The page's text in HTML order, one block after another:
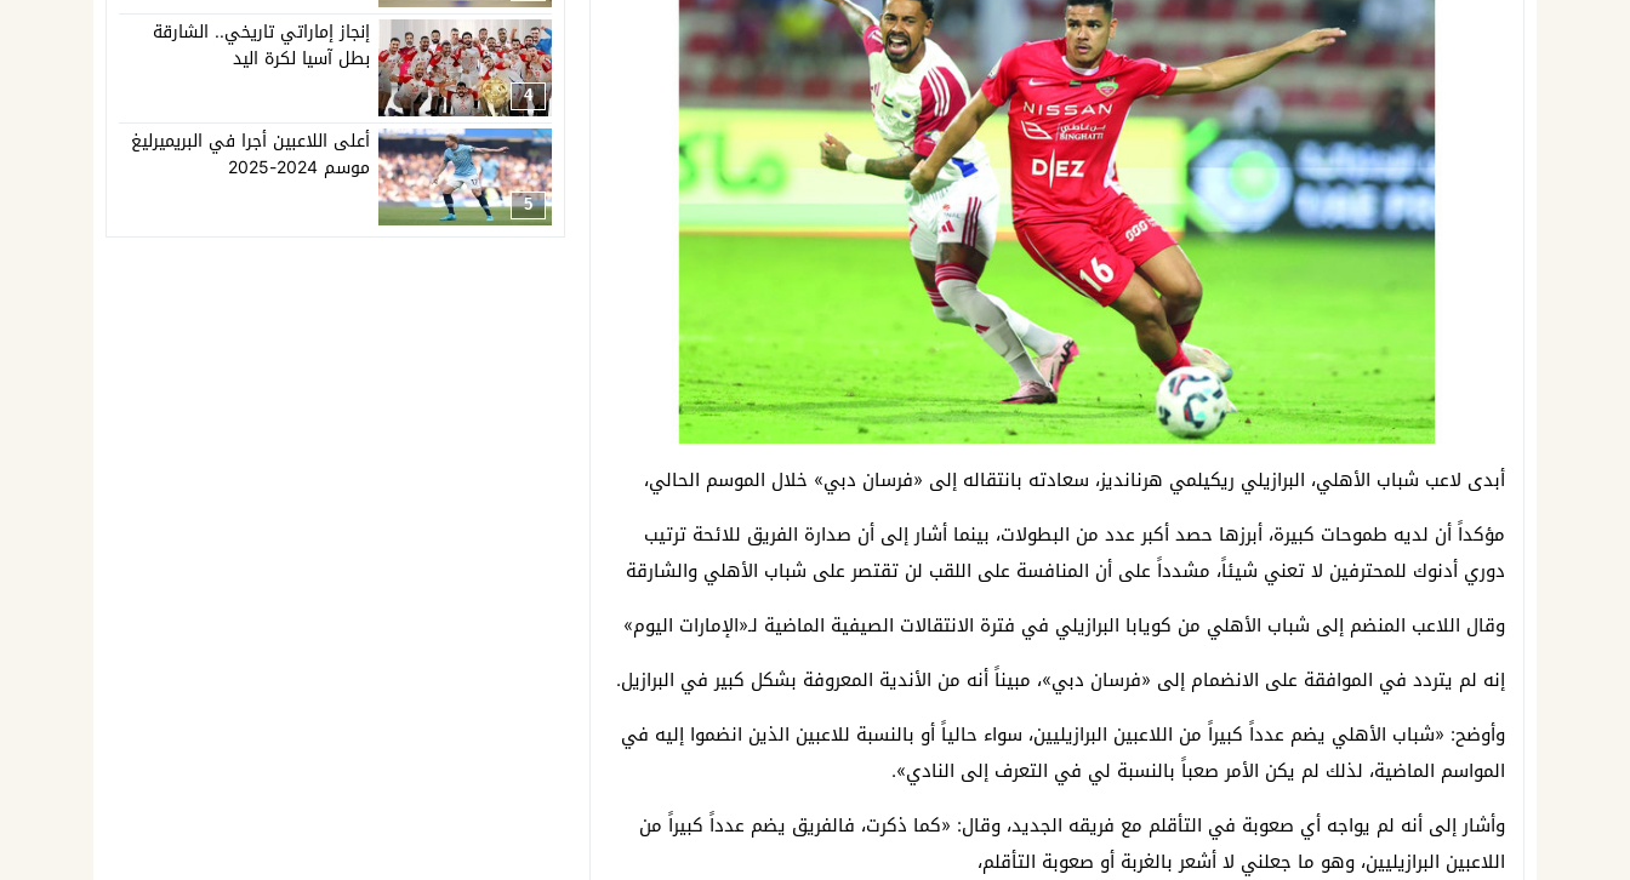
أبدى لاعب شباب الأهلي، البرازيلي ريكيلمي هرنانديز، سعادته بانتقاله إلى «فرسان دبي» خلال الموسم الحالي،
مؤكداً أن لديه طموحات كبيرة، أبرزها حصد أكبر عدد من البطولات، بينما أشار إلى أن صدارة الفريق للائحة ترتيب
دوري أدنوك للمحترفين لا تعني شيئاً، مشدداً على أن المنافسة على اللقب لن تقتصر على شباب الأهلي والشارقة
وقال اللاعب المنضم إلى شباب الأهلي من كويابا البرازيلي في فترة الانتقالات الصيفية الماضية لـ«الإمارات اليوم»
إنه لم يتردد في الموافقة على الانضمام إلى «فرسان دبي»، مبيناً أنه من الأندية المعروفة بشكل كبير في البرازيل.
وأوضح: «شباب الأهلي يضم عدداً كبيراً من اللاعبين البرازيليين، سواء حالياً أو بالنسبة للاعبين الذين انضموا إليه في
المواسم الماضية، لذلك لم يكن الأمر صعباً بالنسبة لي في التعرف إلى النادي».
وأشار إلى أنه لم يواجه أي صعوبة في التأقلم مع فريقه الجديد، وقال: «كما ذكرت، فالفريق يضم عدداً كبيراً من
اللاعبين البرازيليين، وهو ما جعلني لا أشعر بالغربة أو صعوبة التأقلم،
4
إنجاز إماراتي تاريخي.. الشارقة
بطل آسيا لكرة اليد
5
أعلى اللاعبين أجرا في البريميرليغ
موسم 2024-2025